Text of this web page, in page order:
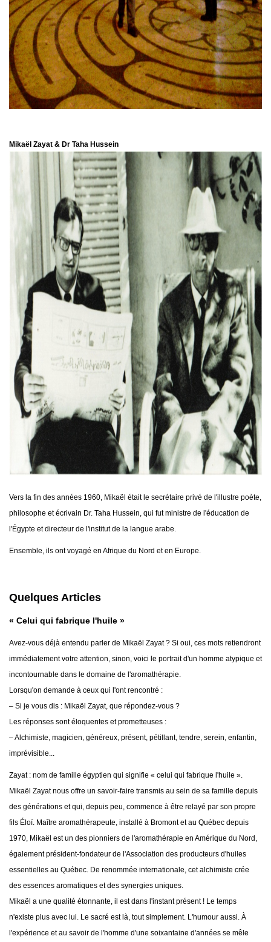
Mikaël Zayat & Dr Taha Hussein
Vers la fin des années 1960, Mikaël était le secrétaire privé de l'illustre poète,
philosophe et écrivain Dr. Taha Hussein, qui fut ministre de l'éducation de
l'Égypte et directeur de l'institut de la langue arabe.
Ensemble, ils ont voyagé en Afrique du Nord et en Europe.
Quelques Articles
« Celui qui fabrique l'huile »
Avez-vous déjà entendu parler de Mikaël Zayat ? Si oui, ces mots retiendront
immédiatement votre attention, sinon, voici le portrait d'un homme atypique et
incontournable dans le domaine de l'aromathérapie.
Lorsqu'on demande à ceux qui l'ont rencontré :
– Si je vous dis : Mikaël Zayat, que répondez-vous ?
Les réponses sont éloquentes et prometteuses :
– Alchimiste, magicien, généreux, présent, pétillant, tendre, serein, enfantin,
imprévisible...
Zayat : nom de famille égyptien qui signifie « celui qui fabrique l'huile ».
Mikaël Zayat nous offre un savoir-faire transmis au sein de sa famille depuis
des générations et qui, depuis peu, commence à être relayé par son propre
fils Éloï. Maître aromathérapeute, installé à Bromont et au Québec depuis
1970, Mikaël est un des pionniers de l'aromathérapie en Amérique du Nord,
également président-fondateur de l'Association des producteurs d'huiles
essentielles au Québec. De renommée internationale, cet alchimiste crée
des essences aromatiques et des synergies uniques.
Mikaël a une qualité étonnante, il est dans l'instant présent ! Le temps
n'existe plus avec lui. Le sacré est là, tout simplement. L'humour aussi. À
l'expérience et au savoir de l'homme d'une soixantaine d'années se mêle